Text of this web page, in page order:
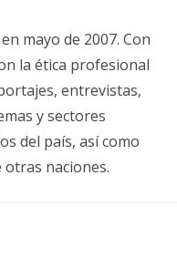
mayo de 2007. Con
la ética profesional
entrevistas,
y sectores
del país, así como
otras naciones.